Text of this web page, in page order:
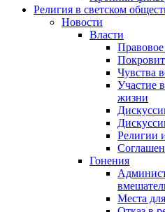
Религия в светском
Новости
Власти
Правовое
Чувства
Участие
жизни
Религии
Гонения
Места